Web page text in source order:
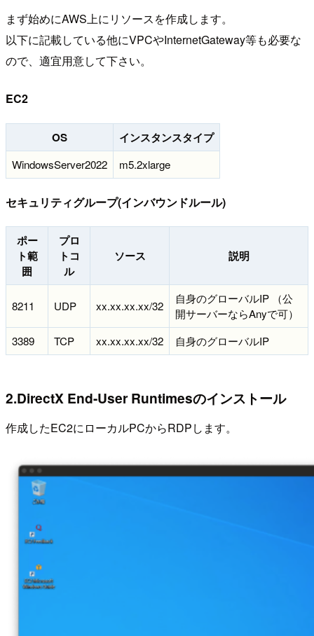
まず始めにAWS上にリソースを作成します。
以下に記載している他にVPCやInternetGateway等も必要な
ので、適宜用意して下さい。
EC2
OS インスタンスタイプ
WindowsServer2022 m5.2xlarge
セキュリティグループ(インバウンドルール)
ポー
ト範
囲
プロ
トコ
ル
ソース 説明
8211 UDP xx.xx.xx.xx/32
自身のグローバルIP （公
開サーバーならAnyで可）
3389
TCP xx.xx.xx.xx/32 自身のグローバルIP
2.DirectX End-User Runtimesのインストール
作成したEC2にローカルPCからRDPします。